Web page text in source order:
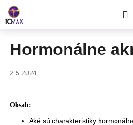
obsah
Hormonálne
2.5.2024
Obsah:
Aké sú charakteristiky
o
Č
p
t